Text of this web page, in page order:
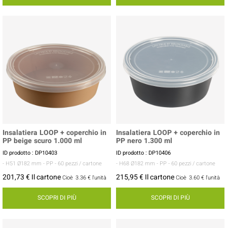
Insalatiera LOOP + coperchio in
PP beige scuro 1.000 ml
ID prodotto : DP10403
- H51 Ø182 mm - PP - 60 pezzi / cartone
201,73 € Il cartoneCioè 3.36 € l'unità
SCOPRI DI PIÙ
Insalatiera LOOP + coperchio in
PP nero 1.300 ml
ID prodotto : DP10406
- H68 Ø182 mm - PP - 60 pezzi / cartone
215,95 € Il cartoneCioè 3.60 € l'unità
SCOPRI DI PIÙ